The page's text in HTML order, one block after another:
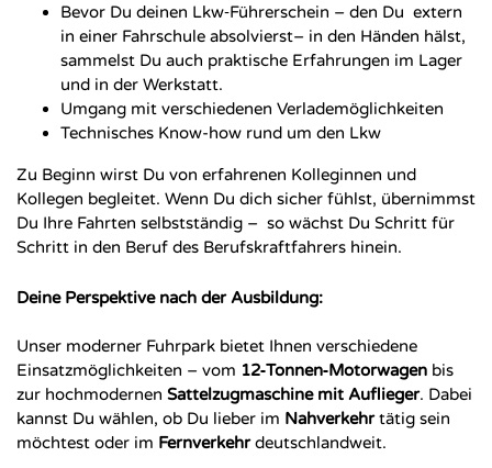
Bevor Du deinen Lkw‑Führerschein – den Du extern
in einer Fahrschule absolvierst– in den Händen hälst,
sammelst Du auch praktische Erfahrungen im Lager
und in der Werkstatt.
Umgang mit verschiedenen Verlademöglichkeiten
Technisches Know-how rund um den Lkw
Zu Beginn wirst Du von erfahrenen Kolleginnen und
Kollegen begleitet. Wenn Du dich sicher fühlst, übernimmst
Du Ihre Fahrten selbstständig – so wächst Du Schritt für
Schritt in den Beruf des Berufskraftfahrers hinein.
Deine Perspektive nach der Ausbildung:
Unser moderner Fuhrpark bietet Ihnen verschiedene
Einsatzmöglichkeiten – vom 12‑Tonnen‑Motorwagen bis
zur hochmodernen Sattelzugmaschine mit Auflieger. Dabei
kannst Du wählen, ob Du lieber im Nahverkehrtätig sein
möchtest oder im Fernverkehrdeutschlandweit.